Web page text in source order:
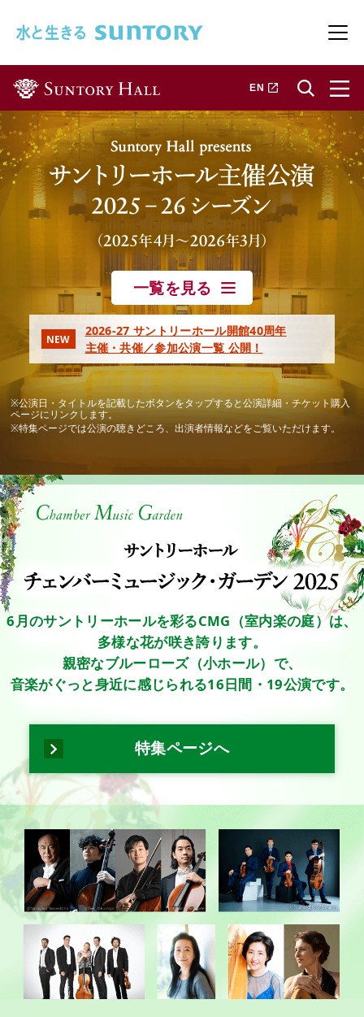
メ
EN 新しいタブで開きます
一覧を見る
NEW
2026-27 サントリーホール開館40周年
主催・共催／参加公演一覧 公開！
※公演日・タイトルを記載したボタンをタップすると公演詳細・チケット購入
ページにリンクします。
※特集ページでは公演の聴きどころ、出演者情報などをご覧いただけます。
6月のサントリーホールを彩るCMG（室内楽の庭）は、
多様な花が咲き誇ります。
親密なブルーローズ（小ホール）で、
音楽がぐっと身近に感じられる16日間・19公演です。
特集ページへ